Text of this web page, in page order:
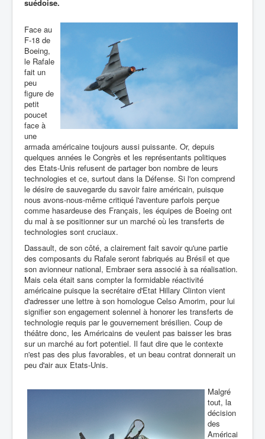
suédoise.
Face au
F-18 de
Boeing,
le Rafale
fait un
peu
figure de
petit
poucet
face à
une
armada américaine toujours aussi puissante. Or, depuis
quelques années le Congrès et les représentants politiques
des Etats-Unis refusent de partager bon nombre de leurs
technologies et ce, surtout dans la Défense. Si l'on comprend
le désire de sauvegarde du savoir faire américain, puisque
nous avons-nous-même critiqué l'aventure parfois perçue
comme hasardeuse des Français, les équipes de Boeing ont
du mal à se positionner sur un marché où les transferts de
technologies sont cruciaux.
Dassault, de son côté, a clairement fait savoir qu'une partie
des composants du Rafale seront fabriqués au Brésil et que
son avionneur national, Embraer sera associé à sa réalisation.
Mais cela était sans compter la formidable réactivité
américaine puisque la secrétaire d'Etat Hillary Clinton vient
d'adresser une lettre à son homologue Celso Amorim, pour lui
signifier son engagement solennel à honorer les transferts de
technologie requis par le gouvernement brésilien. Coup de
théâtre donc, les Américains de veulent pas baisser les bras
sur un marché au fort potentiel. Il faut dire que le contexte
n'est pas des plus favorables, et un beau contrat donnerait un
peu d'air aux Etats-Unis.
Malgré
tout, la
décision
des
Américai